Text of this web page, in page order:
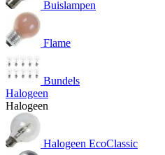
Buislampen
Flame
Bundels
Halogeen
Halogeen
Halogeen EcoClassic